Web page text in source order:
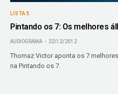
LISTAS
Pintando os 7: Os melhores
AUDIOGRAMA 22/12/2012
Thomaz Victor aponta os 7
na Pintando os 7.